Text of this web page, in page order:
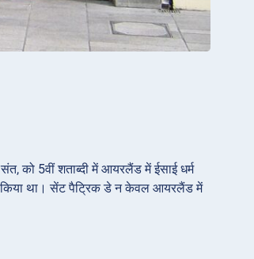
को 5वीं शताब्दी में आयरलैंड में ईसाई धर्म
किया था। सेंट पैट्रिक डे न केवल आयरलैंड में